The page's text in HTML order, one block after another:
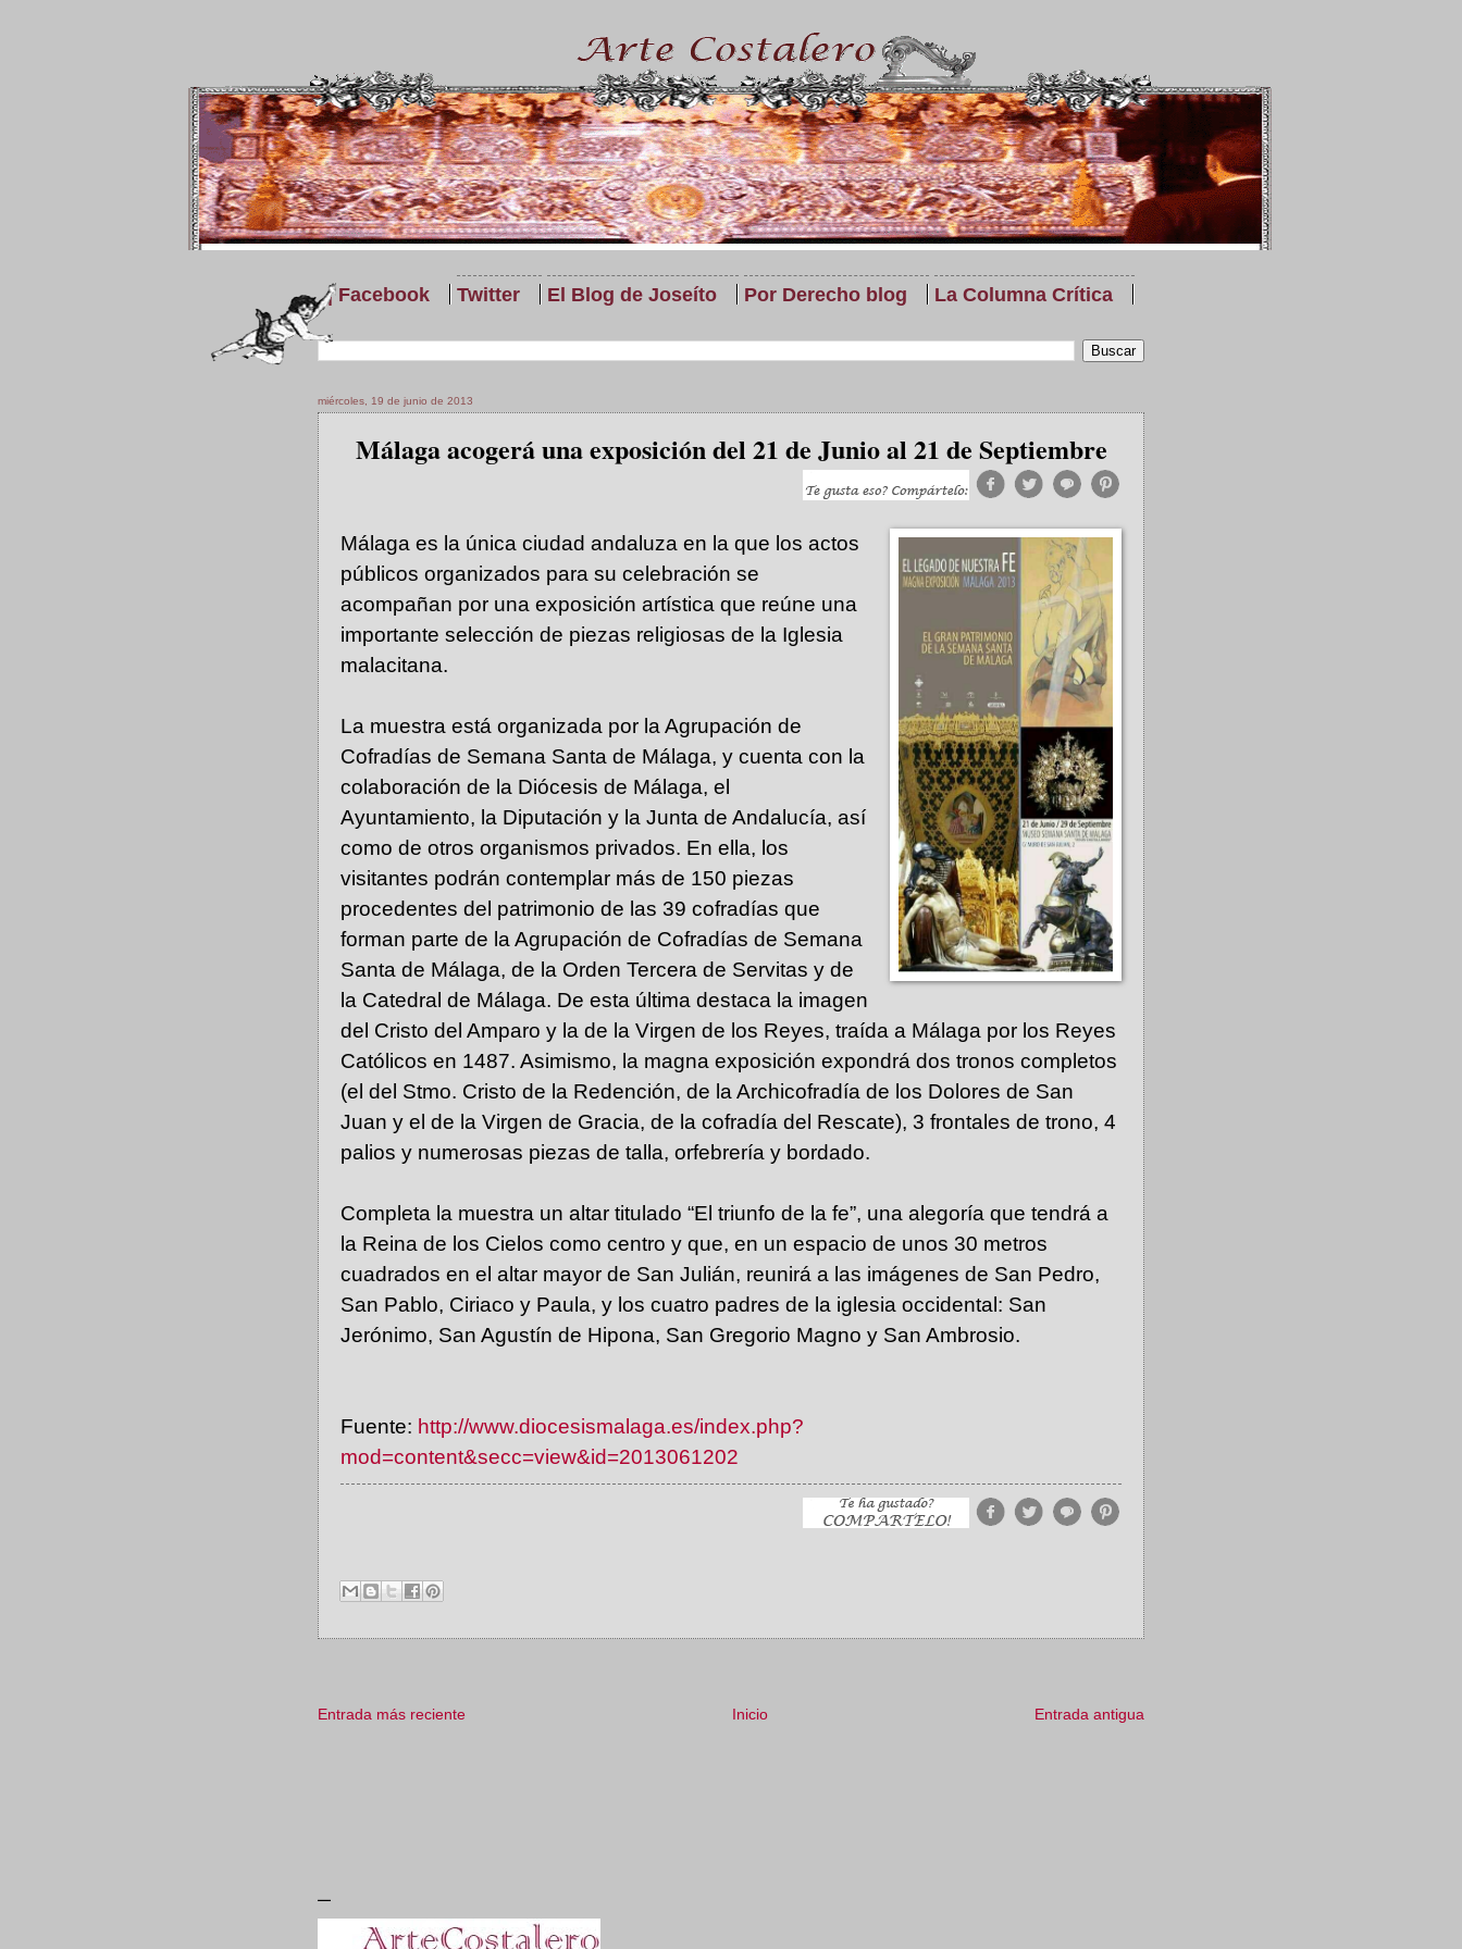
| Facebook Twitter El Blog de Joseíto Por Derecho blog La Columna Crítica
miércoles, 19 de junio de 2013
Málaga acogerá una exposición del 21 de Junio al 21 de Septiembre
Málaga es la única ciudad andaluza en la que los actos
públicos organizados para su celebración se
acompañan por una exposición artística que reúne una
importante selección de piezas religiosas de la Iglesia
malacitana.
La muestra está organizada por la Agrupación de
Cofradías de Semana Santa de Málaga, y cuenta con la
colaboración de la Diócesis de Málaga, el
Ayuntamiento, la Diputación y la Junta de Andalucía, así
como de otros organismos privados. En ella, los
visitantes podrán contemplar más de 150 piezas
procedentes del patrimonio de las 39 cofradías que
forman parte de la Agrupación de Cofradías de Semana
Santa de Málaga, de la Orden Tercera de Servitas y de
la Catedral de Málaga. De esta última destaca la imagen
del Cristo del Amparo y la de la Virgen de los Reyes, traída a Málaga por los Reyes
Católicos en 1487. Asimismo, la magna exposición expondrá dos tronos completos
(el del Stmo. Cristo de la Redención, de la Archicofradía de los Dolores de San
Juan y el de la Virgen de Gracia, de la cofradía del Rescate), 3 frontales de trono, 4
palios y numerosas piezas de talla, orfebrería y bordado.
Completa la muestra un altar titulado “El triunfo de la fe”, una alegoría que tendrá a
la Reina de los Cielos como centro y que, en un espacio de unos 30 metros
cuadrados en el altar mayor de San Julián, reunirá a las imágenes de San Pedro,
San Pablo, Ciriaco y Paula, y los cuatro padres de la iglesia occidental: San
Jerónimo, San Agustín de Hipona, San Gregorio Magno y San Ambrosio.
Fuente: http://www.diocesismalaga.es/index.php?
mod=content&secc=view&id=2013061202
Entrada más reciente Entrada antigua
Inicio